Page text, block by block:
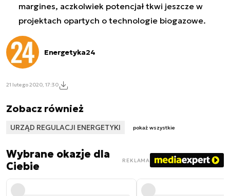
margines, aczkolwiek potencjał tkwi jeszcze w
projektach opartych o technologie biogazowe.
Energetyka24
21 lutego 2020, 17:30
Zobacz również
URZĄD REGULACJI ENERGETYKI pokaż wszystkie
Wybrane okazje dla
Ciebie
REKLAMA